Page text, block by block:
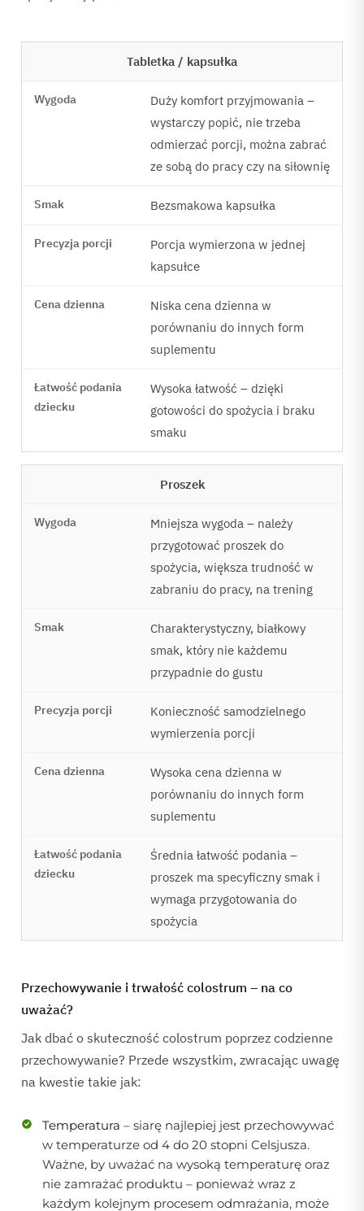
Tabletka / kapsułka
Duży komfort przyjmowania –
wystarczy popić, nie trzeba
odmierzać porcji, można zabrać
ze sobą do pracy czy na siłownię
Bezsmakowa kapsułka
Porcja wymierzona w jednej
kapsułce
Niska cena dzienna w
porównaniu do innych form
suplementu
Wysoka łatwość – dzięki
gotowości do spożycia i braku
smaku
Proszek
Mniejsza wygoda – należy
przygotować proszek do
spożycia, większa trudność w
zabraniu do pracy, na trening
Charakterystyczny, białkowy
smak, który nie każdemu
przypadnie do gustu
Konieczność samodzielnego
wymierzenia porcji
Wysoka cena dzienna w
porównaniu do innych form
suplementu
Średnia łatwość podania –
proszek ma specyficzny smak i
wymaga przygotowania do
spożycia
Przechowywanie i trwałość colostrum – na co
uważać?
Jak dbać o skuteczność colostrum poprzez codzienne
przechowywanie? Przede wszystkim, zwracając uwagę
na kwestie takie jak:
Temperatura – siarę najlepiej jest przechowywać
w temperaturze od 4 do 20 stopni Celsjusza.
Ważne, by uważać na wysoką temperaturę oraz
nie zamrażać produktu – ponieważ wraz z
każdym kolejnym procesem odmrażania, może